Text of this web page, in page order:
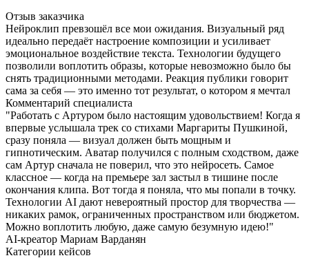
Отзыв заказчика
Нейроклип превзошёл все мои ожидания. Визуальный ряд
идеально передаёт настроение композиции и усиливает
эмоциональное воздействие текста. Технологии будущего
позволили воплотить образы, которые невозможно было бы
снять традиционными методами. Реакция публики говорит
сама за себя — это именно тот результат, о котором я мечтал
Комментарий специалиста
"Работать с Артуром было настоящим удовольствием! Когда я
впервые услышала трек со стихами Маргариты Пушкиной,
сразу поняла — визуал должен быть мощным и
гипнотическим. Аватар получился с полным сходством, даже
сам Артур сначала не поверил, что это нейросеть. Самое
классное — когда на премьере зал застыл в тишине после
окончания клипа. Вот тогда я поняла, что мы попали в точку.
Технологии AI дают невероятный простор для творчества —
никаких рамок, ограниченных пространством или бюджетом.
Можно воплотить любую, даже самую безумную идею!"
AI-креатор Мариам Варданян
Категории кейсов